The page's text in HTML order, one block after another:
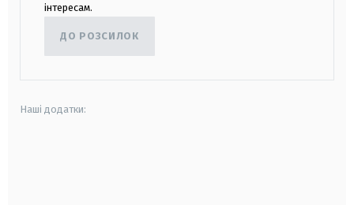
інтересам.
ДО РОЗСИЛОК
Наші додатки: